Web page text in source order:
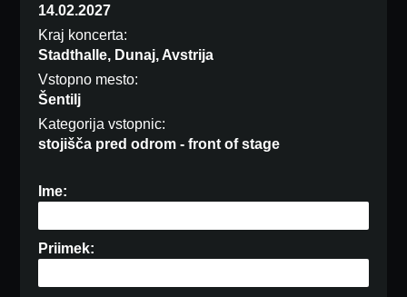
14.02.2027
Kraj koncerta:
Stadthalle, Dunaj, Avstrija
Vstopno mesto:
Šentilj
Kategorija vstopnic:
stojišča pred odrom - front of stage
Ime:
Priimek: